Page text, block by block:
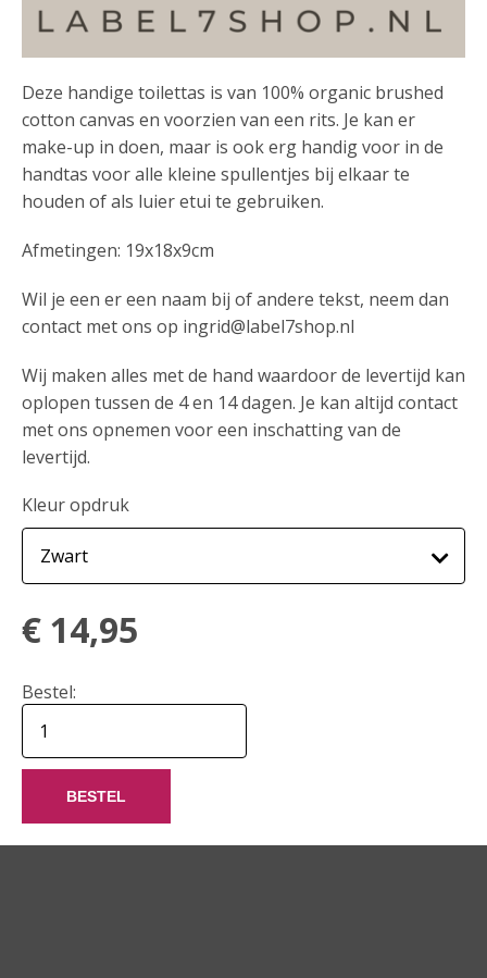
Deze handige toilettas is van 100% organic brushed
cotton canvas en voorzien van een rits. Je kan er
make-up in doen, maar is ook erg handig voor in de
handtas voor alle kleine spullentjes bij elkaar te
houden of als luier etui te gebruiken.
Afmetingen: 19x18x9cm
Wil je een er een naam bij of andere tekst, neem dan
contact met ons op ingrid@label7shop.nl
Wij maken alles met de hand waardoor de levertijd kan
oplopen tussen de 4 en 14 dagen. Je kan altijd contact
met ons opnemen voor een inschatting van de
levertijd.
Kleur opdruk
€ 14,95
Bestel:
BESTEL